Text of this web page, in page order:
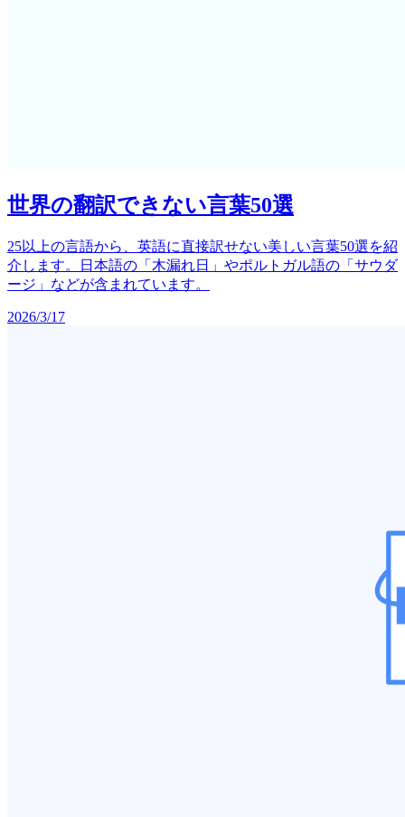
世界の翻訳できない言葉50選
25以上の言語から、英語に直接訳せない美しい言葉50選を紹
介します。日本語の「木漏れ日」やポルトガル語の「サウダ
ージ」などが含まれています。
2026/3/17